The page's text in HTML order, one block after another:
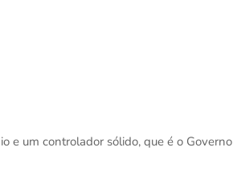
e um controlador sólido, que é o Governo